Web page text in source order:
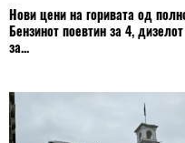
Нови цени на горивата од
Бензинот поевтин за 4, дизелот
за...